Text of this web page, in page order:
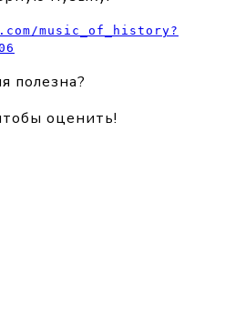
music_of_history?
полезна?
оценить!